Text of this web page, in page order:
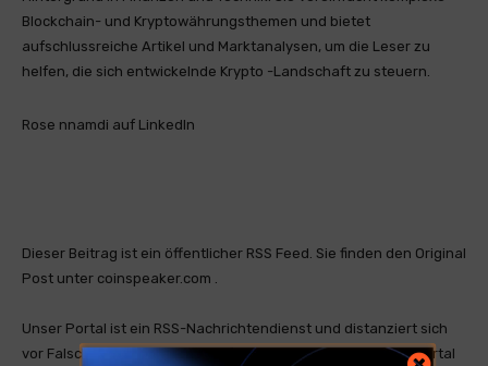
Blockchain- und Kryptowährungsthemen und bietet
aufschlussreiche Artikel und Marktanalysen, um die Leser zu
helfen, die sich entwickelnde Krypto -Landschaft zu steuern.
Rose nnamdi auf LinkedIn
Dieser Beitrag ist ein öffentlicher RSS Feed. Sie finden den Original
Post unter coinspeaker.com .
Unser Portal ist ein RSS-Nachrichtendienst und distanziert sich
vor Falschmeldungen oder Irreführung. Unser Nachrichtenportal